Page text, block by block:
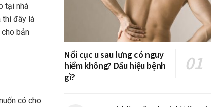
tại nhà
thì đây là
bản
có cho
Nổi cục u sau lưng có nguy
hiểm không? Dấu hiệu bệnh
gì?